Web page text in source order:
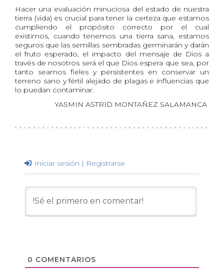
Hacer una evaluación minuciosa del estado de nuestra
tierra (vida) es crucial para tener la certeza que estamos
cumpliendo el propósito correcto por el cual
existimos, cuando tenemos una tierra sana, estamos
seguros que las semillas sembradas germinarán y darán
el fruto esperado, el impacto del mensaje de Dios a
través de nosotros será el que Dios espera que sea, por
tanto seamos fieles y persistentes en conservar un
terreno sano y fértil alejado de plagas e influencias que
lo puedan contaminar.
YASMIN ASTRID MONTAÑEZ SALAMANCA
Iniciar sesión | Registrarse
0 COMENTARIOS